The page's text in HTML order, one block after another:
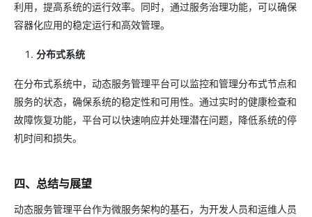
利用，提高系统的运行效率。同时，通过服务治理功能，可以确保
容器化应用的稳定运行和高效管理。
分布式系统
在分布式系统中，动态服务管理平台可以监控和管理分布式节点和
服务的状态，确保系统的稳定性和可用性。通过实时的健康检查和
故障恢复功能，平台可以快速响应并处理潜在问题，降低系统的停
机时间和损失。
四、总结与展望
动态服务管理平台作为微服务架构的基石，为开发人员和运维人员